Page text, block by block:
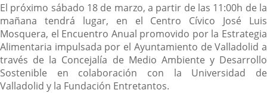
El próximo sábado 18 de marzo, a partir de las 11:00h de la
mañana tendrá lugar, en el Centro Cívico José Luis
Mosquera, el Encuentro Anual promovido por la Estrategia
Alimentaria impulsada por el Ayuntamiento de Valladolid a
través de la Concejalía de Medio Ambiente y Desarrollo
Sostenible en colaboración con la Universidad de
Valladolid y la Fundación Entretantos.